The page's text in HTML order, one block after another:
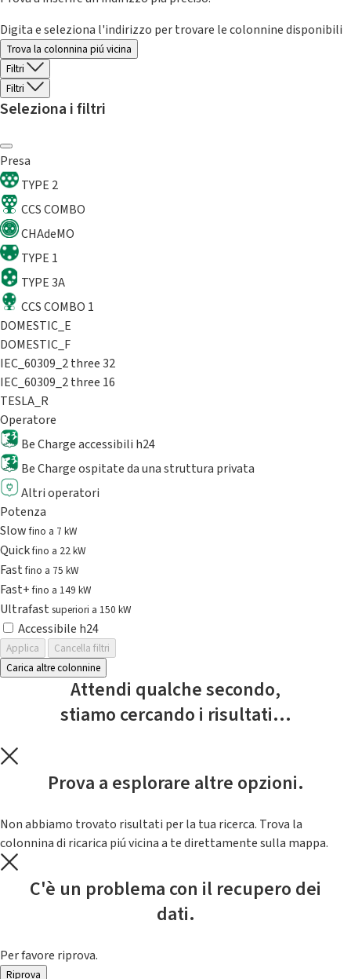
Digita e seleziona l'indirizzo per trovare le colonnine disponibili
Trova la colonnina piú vicina
Filtri
Filtri
Seleziona i filtri
Presa
TYPE 2
CCS COMBO
CHAdeMO
TYPE 1
TYPE 3A
CCS COMBO 1
DOMESTIC_E
DOMESTIC_F
IEC_60309_2 three 32
IEC_60309_2 three 16
TESLA_R
Operatore
Be Charge accessibili h24
Be Charge ospitate da una struttura privata
Altri operatori
Potenza
Slowfino a 7 kW
Quickfino a 22 kW
Fastfino a 75 kW
Fast+fino a 149 kW
Ultrafast superiori a 150 kW
Accessibile h24
Applica
Cancella filtri
Carica altre colonnine
Attendi qualche secondo,
stiamo cercando i risultati...
Prova a esplorare altre opzioni.
Non abbiamo trovato risultati per la tua ricerca. Trova la
colonnina di ricarica piú vicina a te direttamente sulla mappa.
C'è un problema con il recupero dei
dati.
Per favore riprova.
Riprova